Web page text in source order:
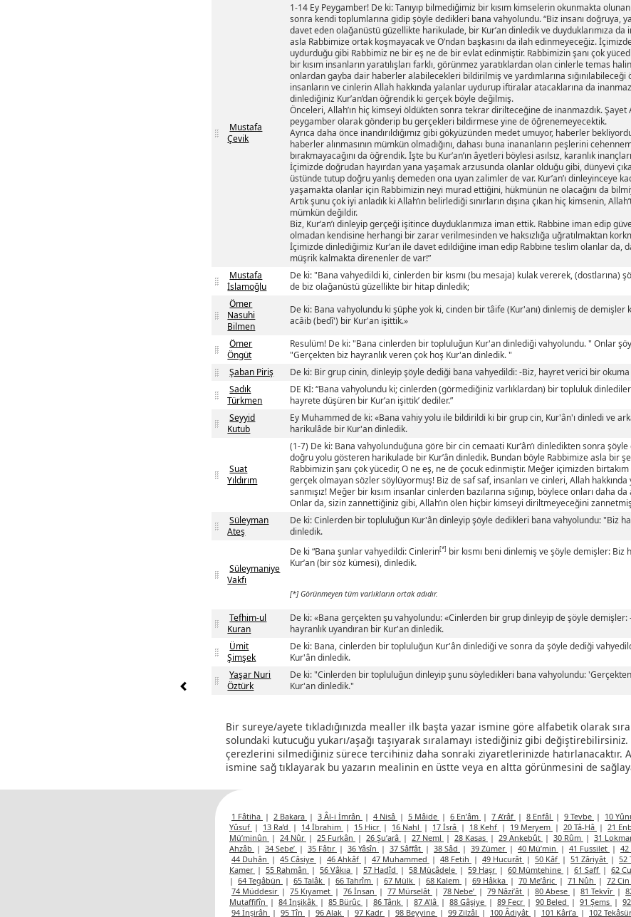
Mustafa
Çevik
1-14 Ey Peygamber! De ki: Tanıyıp bilmediğimiz bir kısım kimselerin okunmakta olunan
sonra kendi toplumlarına gidip şöyle dedikleri bana vahyolundu. “Biz insanı doğruya,
davet eden olağanüstü güzellikte harikulade, bir Kur’an dinledik ve duyduklarımıza
asla Rabbimize ortak koşmayacak ve O’ndan başkasını da ilah edinmeyeceğiz.
uydurduğu gibi Rabbimiz ne bir eş ne de bir evlat edinmiştir. Rabbimizin şanı çok
bir kısım insanların yaratılışları farklı, görünmez yaratıklardan olan cinlerle temas
onlardan gayba dair haberler alabilecekleri bildirilmiş ve yardımlarına
insanların ve cinlerin Allah hakkında yalanlar uydurup iftiralar atacaklarına da
dinlediğiniz Kur’an’dan öğrendik ki gerçek böyle değilmiş.
Önceleri, Allah’ın hiç kimseyi öldükten sonra tekrar dirilteceğine de inanmazdık. Şayet
peygamber olarak gönderip bu gerçekleri bildirmese yine de öğrenemeyecektik.
Ayrıca daha önce inandırıldığımız gibi gökyüzünden medet umuyor, haberler
haberler alınmasının mümkün olmadığını, dahası buna inananların peşlerini
bırakmayacağını da öğrendik. İşte bu Kur’an’ın âyetleri böylesi asılsız, karanlık
İçimizde doğrudan hayırdan yana yaşamak arzusunda olanlar olduğu gibi, dünyevi
üstünde tutup doğru yanlış demeden ona uyan zalimler de var. Kur’an’ı dinleyinceye
yaşamakta olanlar için Rabbimizin neyi murad ettiğini, hükmünün ne olacağını da
Artık şunu çok iyi anladık ki Allah’ın belirlediği sınırların dışına çıkan hiç kimsenin,
mümkün değildir.
Biz, Kur’an’ı dinleyip gerçeği işitince duyduklarımıza iman ettik. Rabbine iman edip
olmadan kendisine herhangi bir zarar verilmesinden ve haksızlığa uğratılmaktan
İçimizde dinlediğimiz Kur’an ile davet edildiğine iman edip Rabbine teslim olanlar da,
müşrik kalmakta direnenler de var!”
Mustafa
İslamoğlu
De ki: "Bana vahyedildi ki, cinlerden bir kısmı (bu mesaja) kulak vererek, (dostlarına)
de biz olağanüstü güzellikte bir hitap dinledik;
Ömer
Nasuhi
Bilmen
De ki: Bana vahyolundu ki şüphe yok ki, cinden bir tâife (Kur'anı) dinlemiş de demişler
acâib (bedî') bir Kur'an işittik.»
Ömer
Öngüt
Resulüm! De ki: "Bana cinlerden bir topluluğun Kur'an dinlediği vahyolundu. " Onlar
"Gerçekten biz hayranlık veren çok hoş Kur'an dinledik. "
Şaban Piriş
De ki: Bir grup cinin, dinleyip şöyle dediği bana vahyedildi: -Biz, hayret verici bir
Sadık
Türkmen
DE Kİ: “Bana vahyolundu ki; cinlerden (görmediğiniz varlıklardan) bir topluluk
hayrete düşüren bir Kur’an işittik’ dediler.”
Seyyid
Kutub
Ey Muhammed de ki: «Bana vahiy yolu ile bildirildi ki bir grup cin, Kur'ân'ı dinledi ve
harikulâde bir Kur'an dinledik.
Suat
Yıldırım
(1-7) De ki: Bana vahyolunduğuna göre bir cin cemaati Kur’ân’ı dinledikten sonra
doğru yolu gösteren harikulade bir Kur’ân dinledik. Bundan böyle Rabbimize asla bir
Rabbimizin şanı çok yücedir, O ne eş, ne de çocuk edinmiştir. Meğer içimizden
gerçek olmayan sözler söylüyormuş! Biz de saf saf, insanları ve cinleri, Allah
sanmışız! Meğer bir kısım insanlar cinlerden bazılarına sığınıp, böylece onları daha
Onlar da, sizin zannettiğiniz gibi, Allah’ın ölen hiçbir kimseyi diriltmeyeceğini
Süleyman
Ateş
De ki: Cinlerden bir topluluğun Kur'ân dinleyip şöyle dedikleri bana vahyolundu: "Biz
dinledik.
Süleymaniye
Vakfı
De ki “Bana şunlar vahyedildi: Cinlerin[*] bir kısmı beni dinlemiş ve şöyle demişler: Biz
Kur’an (bir söz kümesi), dinledik.
[*] Görünmeyen tüm varlıkların ortak adıdır.
Tefhim-ul
Kuran
De ki: «Bana gerçekten şu vahyolundu: «Cinlerden bir grup dinleyip de şöyle demişler:
hayranlık uyandıran bir Kur'an dinledik.
Ümit
Şimşek
De ki: Bana, cinlerden bir topluluğun Kur'ân dinlediği ve sonra da şöyle dediği
Kur'ân dinledik.
Yaşar Nuri
Öztürk
De ki: "Cinlerden bir topluluğun dinleyip şunu söyledikleri bana vahyolundu:
Kur'an dinledik."
Bir sureye/ayete tıkladığınızda mealler ilk başta yazar ismine göre alfabetik olarak
solundaki kutucuğu yukarı/aşağı taşıyarak sıralamayı istediğiniz gibi değiştirebilirsiniz.
çerezlerini silmediğiniz sürece tercihiniz daha sonraki ziyaretlerinizde hatırlanacaktır.
ismine sağ tıklayarak bu yazarın mealinin en üstte veya en altta görünmesini de
1 Fâtiha | 2 Bakara | 3 Âl-i İmrân | 4 Nisâ | 5 Mâide | 6 En’âm | 7 A’râf | 8 Enfâl | 9 Tevbe | 10
Yûsuf | 13 Ra’d | 14 İbrahim | 15 Hicr | 16 Nahl | 17 İsrâ | 18 Kehf | 19 Meryem | 20 Tâ-Hâ | 21
Mü’minûn | 24 Nûr | 25 Furkân | 26 Şu’arâ | 27 Neml | 28 Kasas | 29 Ankebût | 30 Rûm | 31
Ahzâb | 34 Sebe’ | 35 Fâtır | 36 Yâsîn | 37 Sâffât | 38 Sâd | 39 Zümer | 40 Mü’min | 41 Fussilet | 42
44 Duhân | 45 Câsiye | 46 Ahkâf | 47 Muhammed | 48 Fetih | 49 Hucurât | 50 Kâf | 51 Zâriyât | 52
Kamer | 55 Rahmân | 56 Vâkıa | 57 Hadîd | 58 Mücâdele | 59 Haşr | 60 Mümtehine | 61 Saff | 62
| 64 Tegâbün | 65 Talâk | 66 Tahrîm | 67 Mülk | 68 Kalem | 69 Hâkka | 70 Me’âric | 71 Nûh | 72 Cin
74 Müddesir | 75 Kıyamet | 76 İnsan | 77 Mürselât | 78 Nebe’ | 79 Nâzi’ât | 80 Abese | 81 Tekvîr |
Mutaffifîn | 84 İnşikâk | 85 Bürûc | 86 Târık | 87 A’lâ | 88 Gâşiye | 89 Fecr | 90 Beled | 91 Şems |
94 İnşirâh | 95 Tîn | 96 Alak | 97 Kadr | 98 Beyyine | 99 Zilzâl | 100 Âdiyât | 101 Kâri’a | 102